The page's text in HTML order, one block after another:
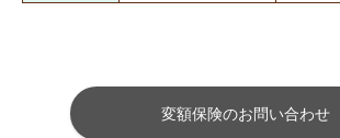
変額保険のお問い合わせ